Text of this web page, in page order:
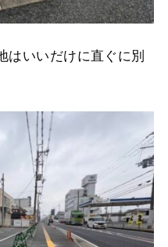
はいいだけに直ぐに別